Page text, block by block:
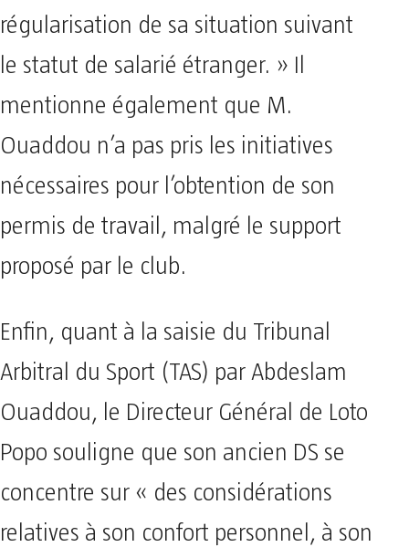
régularisation de sa situation suivant
le statut de salarié étranger. » Il
mentionne également que M.
Ouaddou n’a pas pris les initiatives
nécessaires pour l’obtention de son
permis de travail, malgré le support
proposé par le club.
Enfin, quant à la saisie du Tribunal
Arbitral du Sport (TAS) par Abdeslam
Ouaddou, le Directeur Général de Loto
Popo souligne que son ancien DS se
concentre sur « des considérations
relatives à son confort personnel, à son